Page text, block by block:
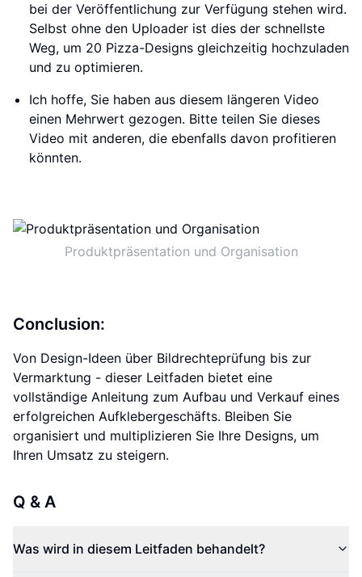
bei der Veröffentlichung zur Verfügung stehen wird.
Selbst ohne den Uploader ist dies der schnellste
Weg, um 20 Pizza-Designs gleichzeitig hochzuladen
und zu optimieren.
Ich hoffe, Sie haben aus diesem längeren Video
einen Mehrwert gezogen. Bitte teilen Sie dieses
Video mit anderen, die ebenfalls davon profitieren
könnten.
Produktpräsentation und Organisation
Conclusion:
Von Design-Ideen über Bildrechteprüfung bis zur
Vermarktung - dieser Leitfaden bietet eine
vollständige Anleitung zum Aufbau und Verkauf eines
erfolgreichen Aufklebergeschäfts. Bleiben Sie
organisiert und multiplizieren Sie Ihre Designs, um
Ihren Umsatz zu steigern.
Q & A
Was wird in diesem Leitfaden behandelt?